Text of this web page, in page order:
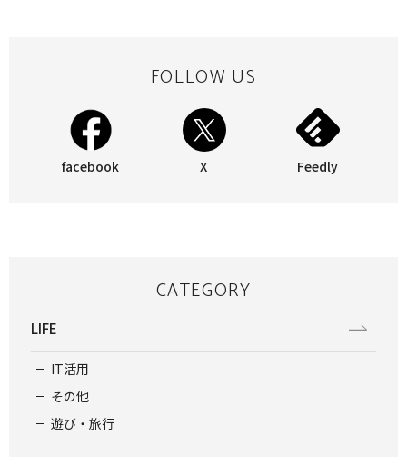
FOLLOW US
facebook X Feedly
CATEGORY
LIFE
IT活用
その他
遊び・旅行